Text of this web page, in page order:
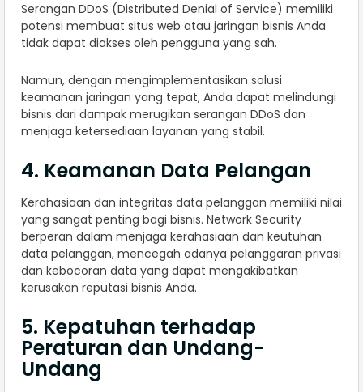
Serangan DDoS (Distributed Denial of Service) memiliki
potensi membuat situs web atau jaringan bisnis Anda
tidak dapat diakses oleh pengguna yang sah.
Namun, dengan mengimplementasikan solusi
keamanan jaringan yang tepat, Anda dapat melindungi
bisnis dari dampak merugikan serangan DDoS dan
menjaga ketersediaan layanan yang stabil.
4. Keamanan Data Pelangan
Kerahasiaan dan integritas data pelanggan memiliki nilai
yang sangat penting bagi bisnis. Network Security
berperan dalam menjaga kerahasiaan dan keutuhan
data pelanggan, mencegah adanya pelanggaran privasi
dan kebocoran data yang dapat mengakibatkan
kerusakan reputasi bisnis Anda.
5. Kepatuhan terhadap
Peraturan dan Undang-
Undang